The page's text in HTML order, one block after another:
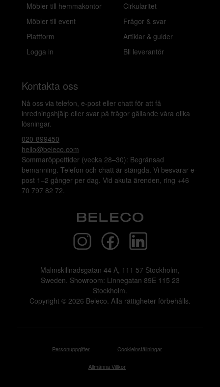
Möbler till hemmakontor
Möbler till event
Plattform
Logga in
Cirkularitet
Frågor & svar
Artiklar & guider
Bli leverantör
Kontakta oss
Nå oss via telefon, e-post eller chatt för att få
inredningshjälp eller svar på frågor gällande våra olika
lösningar.
020-899450
hello@beleco.com
Sommaröppettider (vecka 28–30): Begränsad
bemanning. Telefon och chatt är stängda. Vi besvarar e-
post 1–2 gånger per dag. Vid akuta ärenden, ring +46
70 797 82 72.
Malmskillnadsgatan 44 A, 111 57 Stockholm,
Sweden. Showroom: Linnegatan 89E 115 23
Stockholm.
Copyright © 2026 Beleco. Alla rättigheter förbehålls.
Personuppgifter Cookieinställningar
Allmänna Villkor